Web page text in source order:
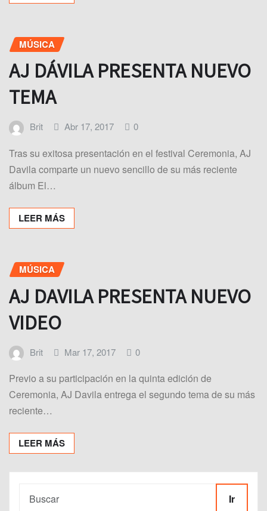
MÚSICA
AJ DÁVILA PRESENTA NUEVO
TEMA
Brit Abr 17, 2017 0
Tras su exitosa presentación en el festival Ceremonia, AJ
Davila comparte un nuevo sencillo de su más reciente
álbum El…
LEER MÁS
MÚSICA
AJ DAVILA PRESENTA NUEVO
VIDEO
Brit Mar 17, 2017 0
Previo a su participación en la quinta edición de
Ceremonia, AJ Davila entrega el segundo tema de su más
reciente…
LEER MÁS
Ir